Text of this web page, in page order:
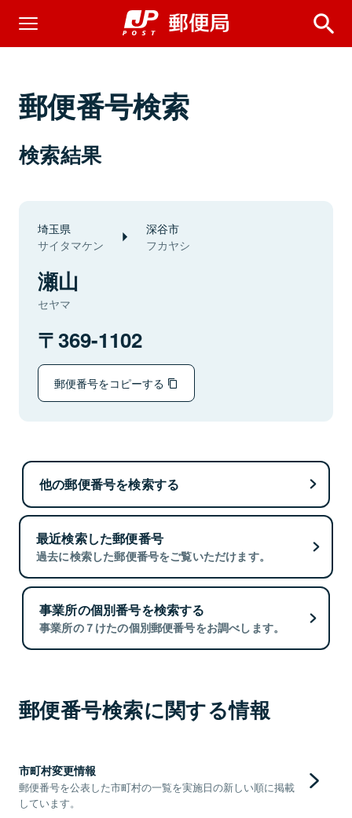
郵便番号検索
検索結果
埼玉県
サイタマケン
深谷市
フカヤシ
瀬山
セヤマ
369-1102
郵便番号をコピーする
他の郵便番号を検索する
最近検索した郵便番号
過去に検索した郵便番号をご覧いただけます。
事業所の個別番号を検索する
事業所の７けたの個別郵便番号をお調べします。
郵便番号検索に関する情報
市町村変更情報
郵便番号を公表した市町村の一覧を実施日の新しい順に掲載
しています。